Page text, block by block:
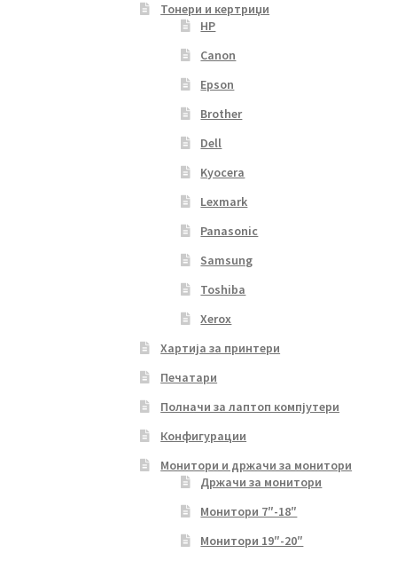
Тонери и кертриџи
HP
Canon
Epson
Brother
Dell
Kyocera
Lexmark
Panasonic
Samsung
Toshiba
Xerox
Хартија за принтери
Печатари
Полначи за лаптоп компјутери
Конфигурации
Монитори и држачи за монитори
Држачи за монитори
Монитори 7″-18″
Монитори 19″-20″